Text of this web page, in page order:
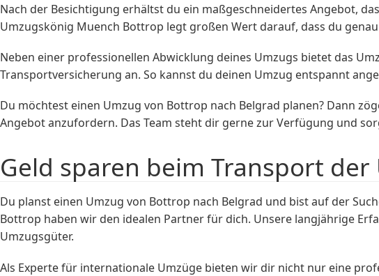
Nach der Besichtigung erhältst du ein maßgeschneidertes Angebot,
Umzugskönig Muench Bottrop legt großen Wert darauf, dass du
Neben einer professionellen Abwicklung deines Umzugs bietet das
Transportversicherung an. So kannst du deinen Umzug entspannt
Du möchtest einen Umzug von Bottrop nach Belgrad planen? Dann
Angebot anzufordern. Das Team steht dir gerne zur Verfügung und
Geld sparen beim Transport
Du planst einen Umzug von Bottrop nach Belgrad und bist auf der
Bottrop haben wir den idealen Partner für dich. Unsere langjährige
Umzugsgüter.
Als Experte für internationale Umzüge bieten wir dir nicht nur eine